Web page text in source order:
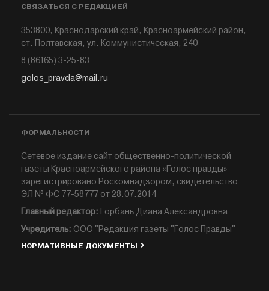
СВЯЗАТЬСЯ С РЕДАКЦИЕЙ
353800, Краснодарский край, Красноармейский район,
ст. Полтавская, ул. Коммунистическая, 240
8 (86165) 3-25-83
golos_pravda@mail.ru
ФОРМАЛЬНОСТИ
Сетевое издание сайт общественно-политической
газеты Красноармейского района «Голос правды»
зарегистрировано Роскомнадзором, свидетельство
ЭЛ № ФС 77-58777 от 28.07.2014
Главный редактор: Горбань Диана Александровна
Учредитель: ООО "Редакция газеты "Голос Правды"
НОРМАТИВНЫЕ ДОКУМЕНТЫ